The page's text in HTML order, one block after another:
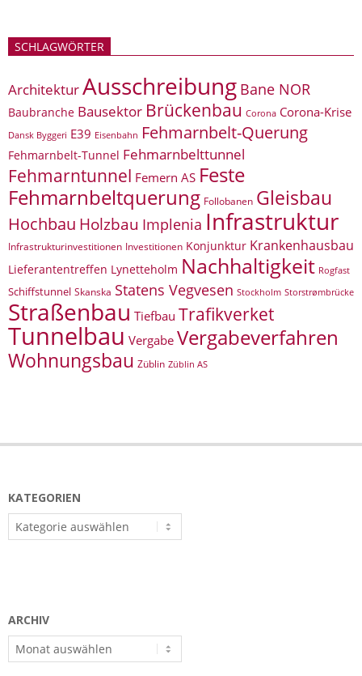
SCHLAGWÖRTER
ArchitekturAusschreibung Bane NOR
Baubranche Bausektor Brückenbau Corona Corona-Krise
Dansk Byggeri E39 Eisenbahn Fehmarnbelt-Querung
Fehmarnbelt-Tunnel Fehmarnbelttunnel
Fehmarntunnel Femern AS Feste
Fehmarnbeltquerung Follobanen Gleisbau
Hochbau Holzbau Implenia Infrastruktur
Infrastrukturinvestitionen Investitionen Konjunktur Krankenhausbau
Lieferantentreffen Lynetteholm Nachhaltigkeit Rogfast
Schiffstunnel Skanska Statens Vegvesen Stockholm Storstrømbrücke
Straßenbau Tiefbau Trafikverket
Tunnelbau Vergabe Vergabeverfahren
Wohnungsbau Züblin Züblin AS
KATEGORIEN
Kategorien
ARCHIV
Archiv